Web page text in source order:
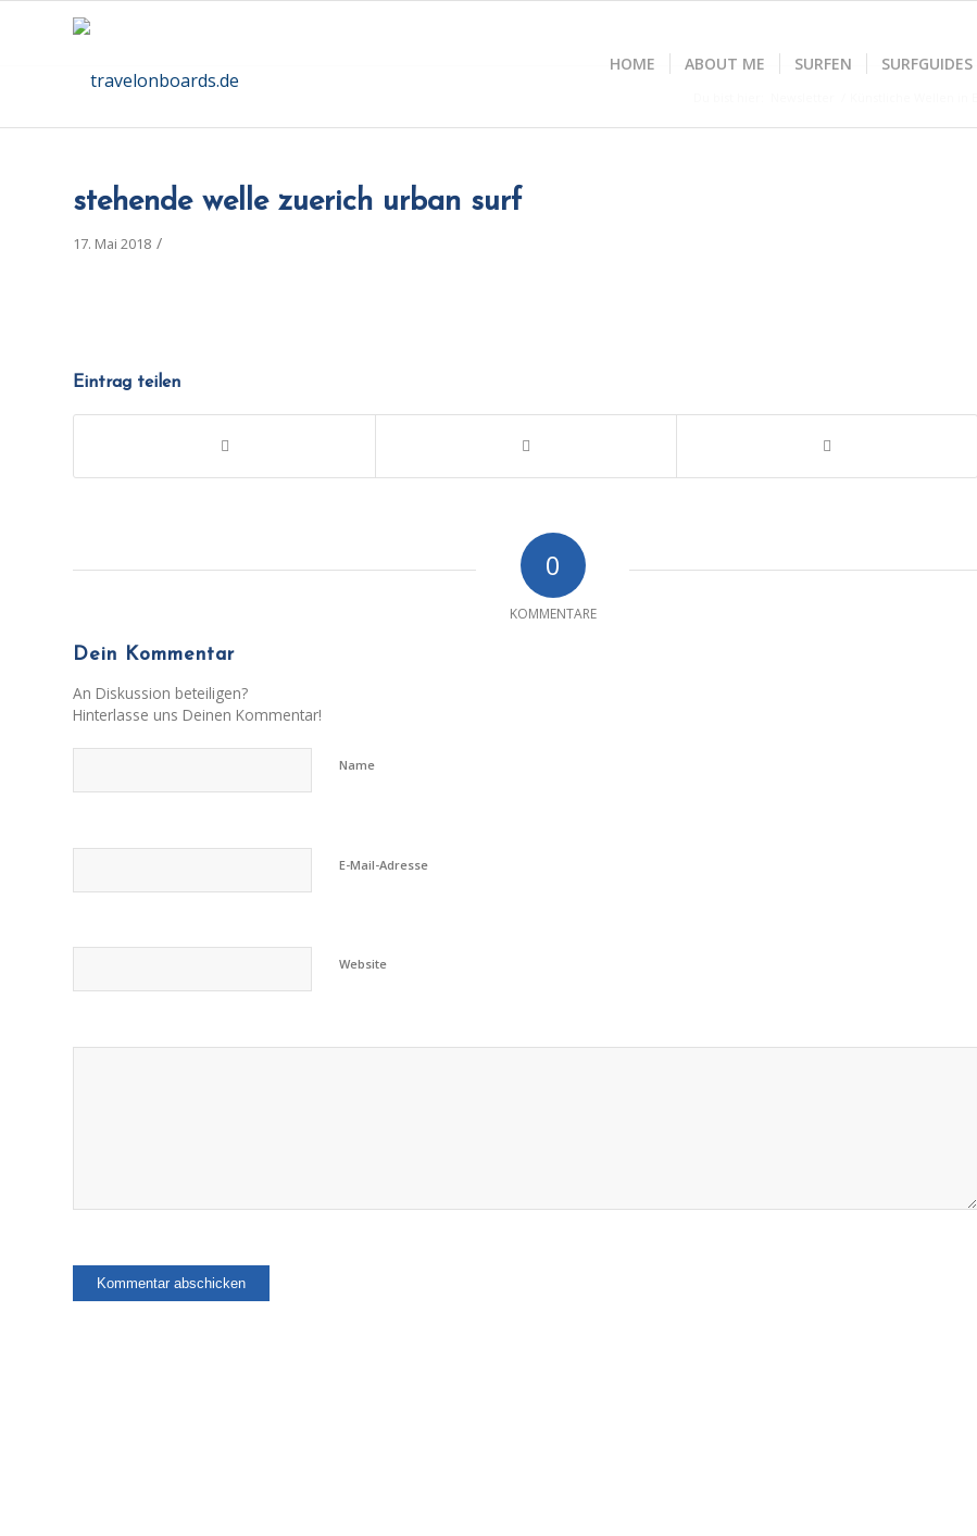
HOME ABOUT ME SURFEN SURFGUIDES
stehende welle zuerich urban surf
17. Mai 2018 /
Eintrag teilen
0
KOMMENTARE
Dein Kommentar
An Diskussion beteiligen?
Hinterlasse uns Deinen Kommentar!
Name
E-Mail-Adresse
Website